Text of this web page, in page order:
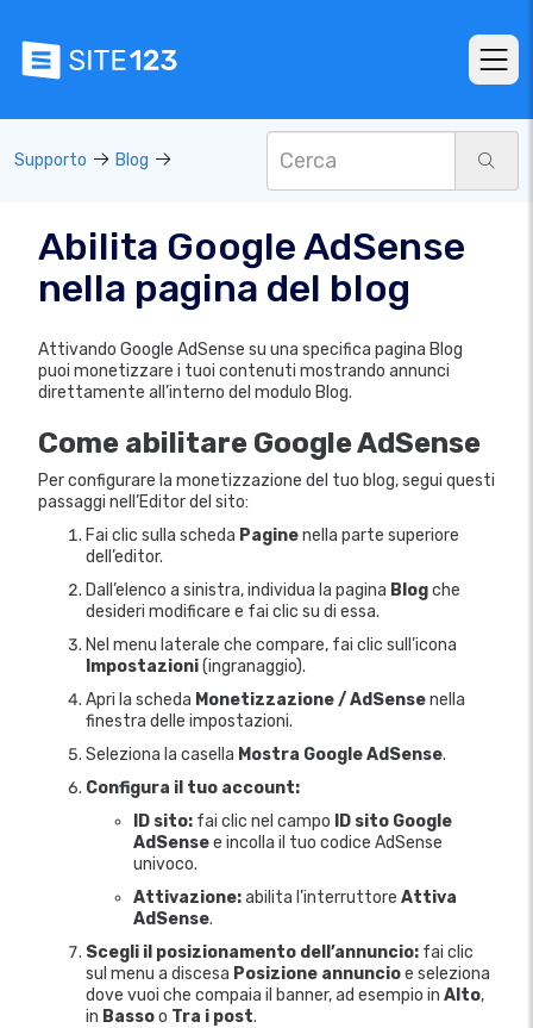
Supporto Blog
Abilita Google AdSense
nella pagina del blog
Attivando Google AdSense su una specifica pagina Blog
puoi monetizzare i tuoi contenuti mostrando annunci
direttamente all’interno del modulo Blog.
Come abilitare Google AdSense
Per configurare la monetizzazione del tuo blog, segui questi
passaggi nell’Editor del sito:
Fai clic sulla scheda Paginenella parte superiore
dell’editor.
Dall’elenco a sinistra, individua la pagina Blogche
desideri modificare e fai clic su di essa.
Nel menu laterale che compare, fai clic sull’icona
Impostazioni(ingranaggio).
Apri la scheda Monetizzazione / AdSensenella
finestra delle impostazioni.
Seleziona la casella Mostra Google AdSense.
Configura il tuo account:
ID sito: fai clic nel campo
ID sito Google
AdSensee incolla il tuo codice AdSense
univoco.
Attivazione:abilita l’interruttore Attiva
AdSense.
Scegli il posizionamento dell’annuncio: fai clic
sul menu a discesa Posizione annuncioe seleziona
dove vuoi che compaia il banner, ad esempio in Alto,
in Bassoo Tra i post.